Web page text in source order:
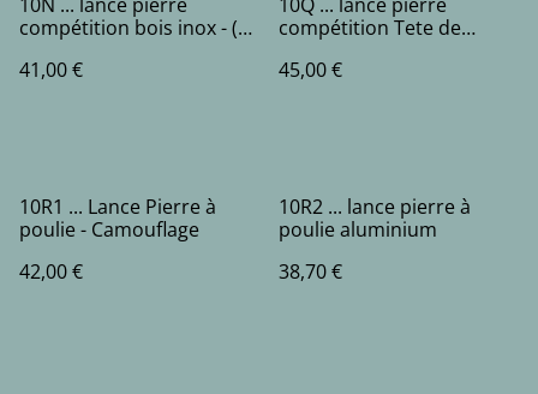
compétition bois inox - (2
41,00 €
compétition Tete de
bandes)
45,00 €
10R1 ... Lance Pierre à
poulie - Camouflage
42,00 €
10R2 ... lance pierre à
poulie aluminium
38,70 €